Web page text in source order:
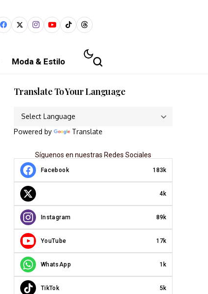
Moda & Estilo
Translate To Your Language
Powered by Translate
Síguenos en nuestras Redes Sociales
Facebook 183k
4k
Instagram 89k
YouTube 17k
WhatsApp 1k
TikTok 5k